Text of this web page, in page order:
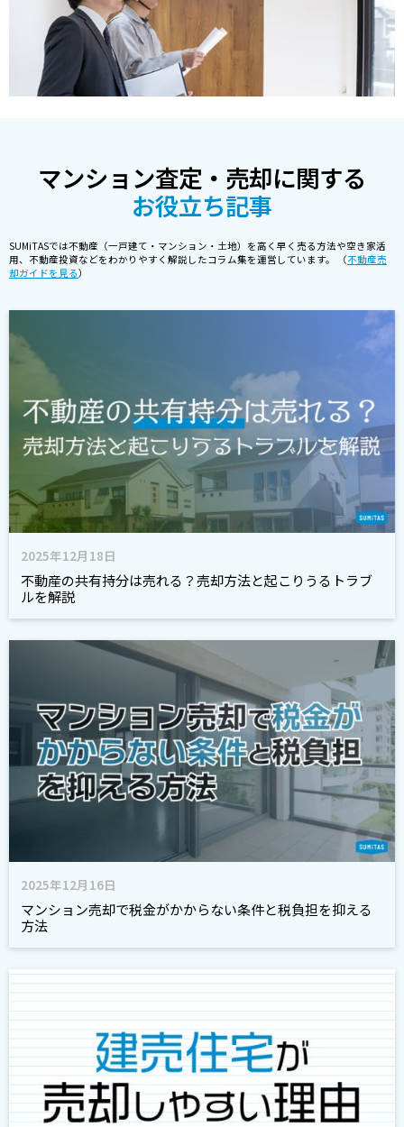
マンション査定・売却に関する
お役立ち記事
SUMiTASでは不動産（一戸建て・マンション・土地）を高く早く売る方法や空き家活
用、不動産投資などをわかりやすく解説したコラム集を運営しています。 （不動産売
却ガイドを見る）
2025年12月18日
不動産の共有持分は売れる？売却方法と起こりうるトラブ
ルを解説
2025年12月16日
マンション売却で税金がかからない条件と税負担を抑える
方法